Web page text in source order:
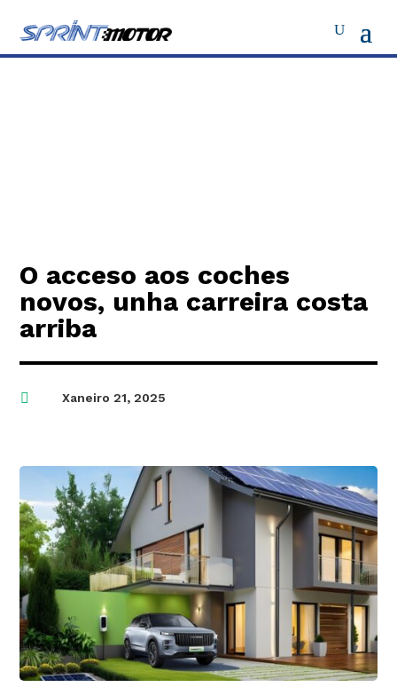
O acceso aos coches
novos, unha carreira costa
arriba
 Xaneiro 21, 2025